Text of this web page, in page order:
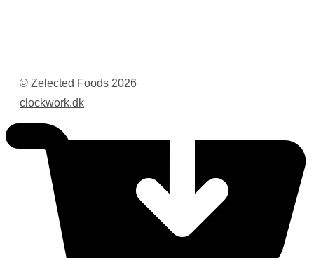
© Zelected Foods 2026
clockwork.dk